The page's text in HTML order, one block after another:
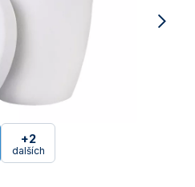
+2
dalších